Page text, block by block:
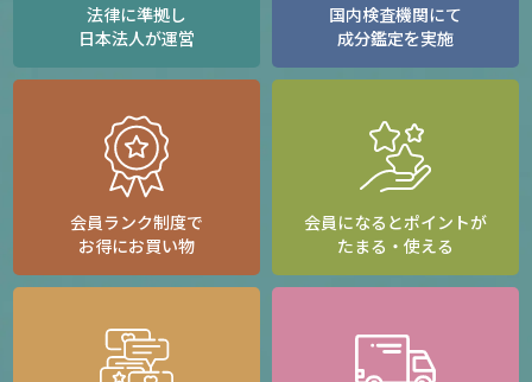
法律に準拠し
日本法人が運営
国内検査機関にて
成分鑑定を実施
会員ランク制度で
お得にお買い物
会員になるとポイントが
たまる・使える